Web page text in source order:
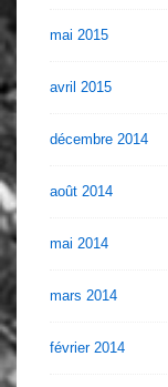
mai 2015
avril 2015
décembre 2014
août 2014
mai 2014
mars 2014
février 2014